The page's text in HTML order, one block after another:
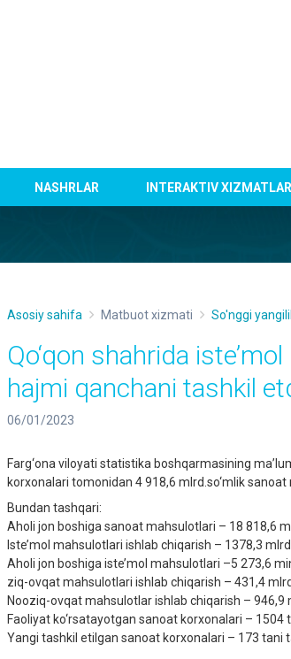
NASHRLAR INTERAKTIV XIZMATLAR
Asosiy sahifa Matbuot xizmati So'nggi
Qo‘qon shahrida
hajmi qanchani tashkil
06/01/2023
Farg‘ona viloyati statistika boshqarmasining
korxonalari tomonidan 4 918,6 mlrd.so‘mlik
Bundan tashqari:
Aholi jon boshiga sanoat mahsulotlari – 18 818,6
Iste’mol mahsulotlari ishlab chiqarish – 1378,3
Aholi jon boshiga iste’mol mahsulotlari –5 273,6
ziq-ovqat mahsulotlari ishlab chiqarish – 431,4
Nooziq-ovqat mahsulotlar ishlab chiqarish – 946,9
Faoliyat ko‘rsatayotgan sanoat korxonalari – 1504
Yangi tashkil etilgan sanoat korxonalari – 173 tani